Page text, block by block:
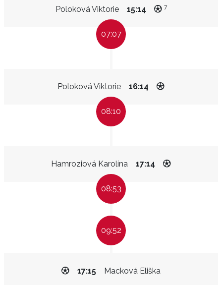
Poloková Viktorie 15:14 7
07:07
Poloková Viktorie 16:14
08:10
Hamroziová Karolína 17:14
08:53
09:52
Macková Eliška
17:15